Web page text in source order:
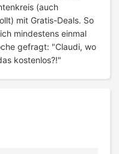
(auch
mit Gratis-Deals. So
mindestens einmal
gefragt: "Claudi, wo
kostenlos?!"